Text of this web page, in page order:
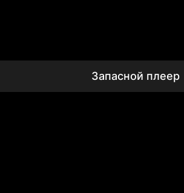
Запасной плеер